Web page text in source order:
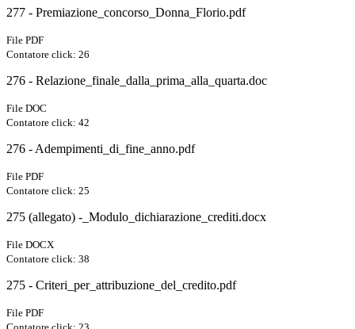
277 - Premiazione_concorso_Donna_Florio.pdf
File PDF
Contatore click: 26
276 - Relazione_finale_dalla_prima_alla_quarta.doc
File DOC
Contatore click: 42
276 - Adempimenti_di_fine_anno.pdf
File PDF
Contatore click: 25
275 (allegato) -_Modulo_dichiarazione_crediti.docx
File DOCX
Contatore click: 38
275 - Criteri_per_attribuzione_del_credito.pdf
File PDF